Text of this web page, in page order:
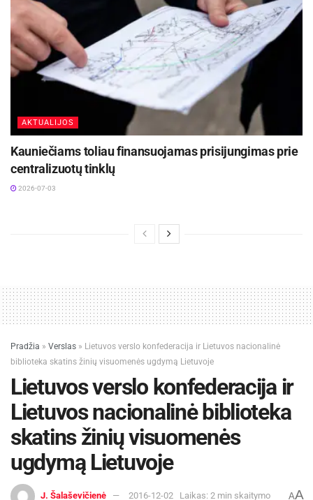
AKTUALIJOS
Kauniečiams toliau finansuojamas prisijungimas prie
centralizuotų tinklų
2026-07-03
Pradžia » Verslas » Lietuvos verslo konfederacija ir Lietuvos nacionalinė
biblioteka skatins žinių visuomenės ugdymą Lietuvoje
Lietuvos verslo konfederacija ir
Lietuvos nacionalinė biblioteka
skatins žinių visuomenės
ugdymą Lietuvoje
J. Šalaševičienė 2016-12-02 Laikas: 2 min skaitymo AA